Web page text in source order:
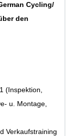
Cycling/
den
(Inspektion,
u. Montage,
Verkaufstraining